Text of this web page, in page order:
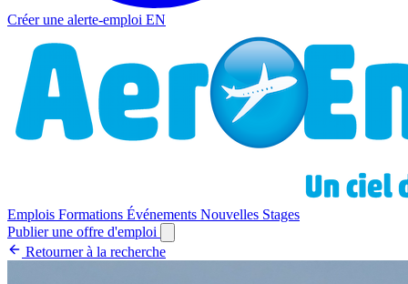
Créer une alerte-emploi EN
Emplois Formations Événements Nouvelles Stages
Publier une offre d'emploi
Retourner à la recherche